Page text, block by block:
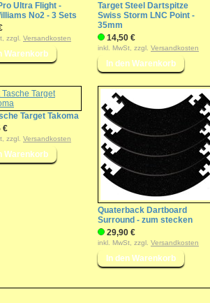
Ultra Flight -
No2 - 3 Sets
zzgl. Versandkosten
Target Steel Dartspitze
Swiss Storm LNC Point -
35mm
14,50 €
inkl. MwSt, zzgl. Versandkosten
Target Takoma
€
zzgl. Versandkosten
Quaterback Dartboard
Surround - zum stecken
29,90 €
inkl. MwSt, zzgl. Versandkosten